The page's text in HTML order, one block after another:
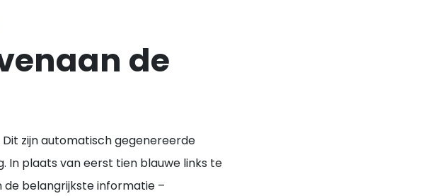
de
Dit zijn automatisch gegenereerde
In plaats van eerst tien blauwe links te
belangrijkste informatie –